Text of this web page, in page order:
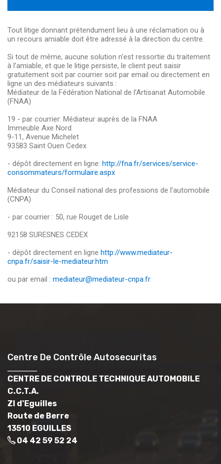
Tout litige donnant prétendument lieu à une réclamation ou à
un recours amiable doit être adressé à la direction du centre.
Si tout de même, aucune solution n'est ressortie du traitement
à l’amiable, et que le litige persiste, le client peut saisir
gratuitement soit par courrier soit par email ou directement en
ligne un des médiateurs suivants :
Médiateur de la Fédération National de l’Artisanat Automobile
(FNAA)
19 - par courrier: Médiateur auprès de la FNAA
Immeuble Axe Nord
9-11, Avenue Michelet
93583 Saint Ouen Cedex
- dépôt directement en ligne: http://fna.fr/services/service-
consommateurs/formulaire.aspx
Médiateur du Conseil national des professions de l’automobile
(CNPA)
- par courrier : 50, rue Rouget de Lisle
92158 SURESNES CEDEX
- dépôt directement en ligne http://www.mediateur-
cnpa.fr/saisir-le-mediateur.htm
ou par email : mediateur@mediateur-cnpa.fr
Centre De Contrôle Autosecuritas
CENTRE DE CONTROLE TECHNIQUE AUTOMOBILE
C.C.T.A.
ZI d'Eguilles
Route de Berre
13510 EGUILLES
04 42 59 52 24